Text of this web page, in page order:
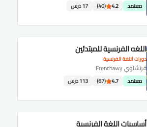
معتمد 4.2
(40) 17 درس
دورات اللغة الفرنسية
اللغه الفرنسية للمبتدئين
فرنشاوي Frenchawy
معتمد 4.7
(67) 113 درس
أساسيات اللغة الفرنسية